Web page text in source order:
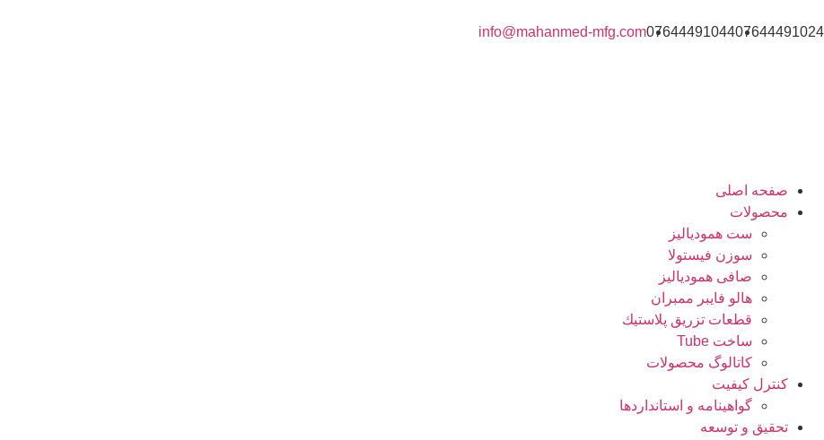
07644491024
07644491044
info@mahanmed-mfg.com
صفحه اصلی
محصولات
ست همودیالیز
سوزن فیستولا
صافی همودیالیز
هالو فایبر ممبران
قطعات تزريق پلاستيك
ساخت Tube
کاتالوگ محصولات
کنترل کیفیت
گواهينامه و استانداردها
تحقيق و توسعه